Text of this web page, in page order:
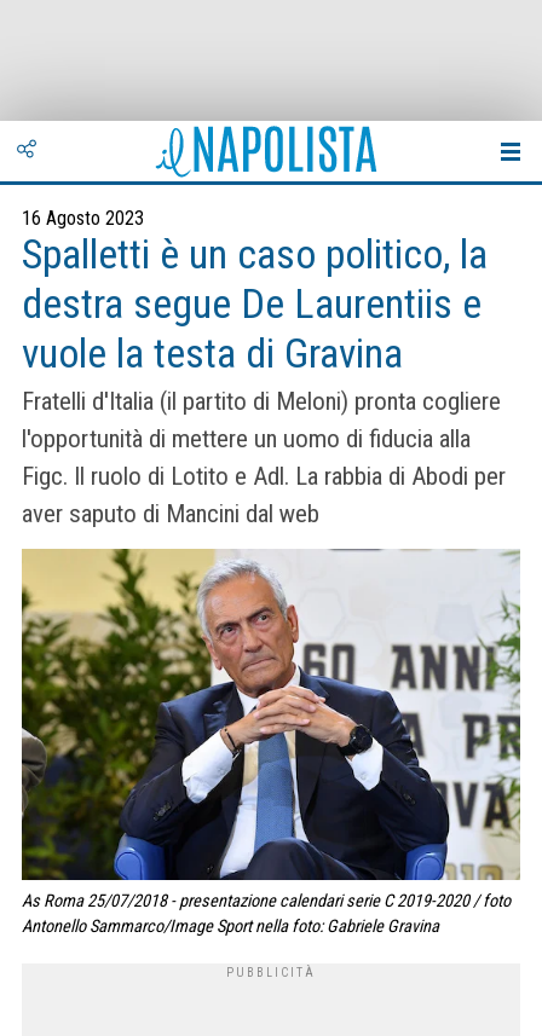
16 Agosto 2023
Spalletti è un caso politico, la
destra segue De Laurentiis e
vuole la testa di Gravina
Fratelli d'Italia (il partito di Meloni) pronta cogliere
l'opportunità di mettere un uomo di fiducia alla
Figc. Il ruolo di Lotito e Adl. La rabbia di Abodi per
aver saputo di Mancini dal web
As Roma 25/07/2018 - presentazione calendari serie C 2019-2020 / foto
Antonello Sammarco/Image Sport nella foto: Gabriele Gravina